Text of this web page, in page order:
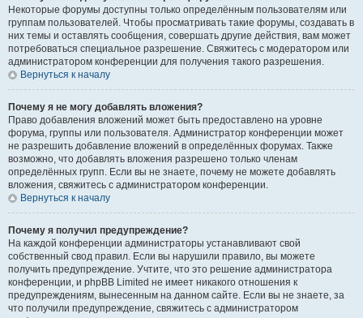
Некоторые форумы доступны только определённым пользователям или
группам пользователей. Чтобы просматривать такие форумы, создавать в
них темы и оставлять сообщения, совершать другие действия, вам может
потребоваться специальное разрешение. Свяжитесь с модератором или
администратором конференции для получения такого разрешения.
Вернуться к началу
Почему я не могу добавлять вложения?
Право добавления вложений может быть предоставлено на уровне
форума, группы или пользователя. Администратор конференции может
не разрешить добавление вложений в определённых форумах. Также
возможно, что добавлять вложения разрешено только членам
определённых групп. Если вы не знаете, почему не можете добавлять
вложения, свяжитесь с администратором конференции.
Вернуться к началу
Почему я получил предупреждение?
На каждой конференции администраторы устанавливают свой
собственный свод правил. Если вы нарушили правило, вы можете
получить предупреждение. Учтите, что это решение администратора
конференции, и phpBB Limited не имеет никакого отношения к
предупреждениям, вынесенным на данном сайте. Если вы не знаете, за
что получили предупреждение, свяжитесь с администратором